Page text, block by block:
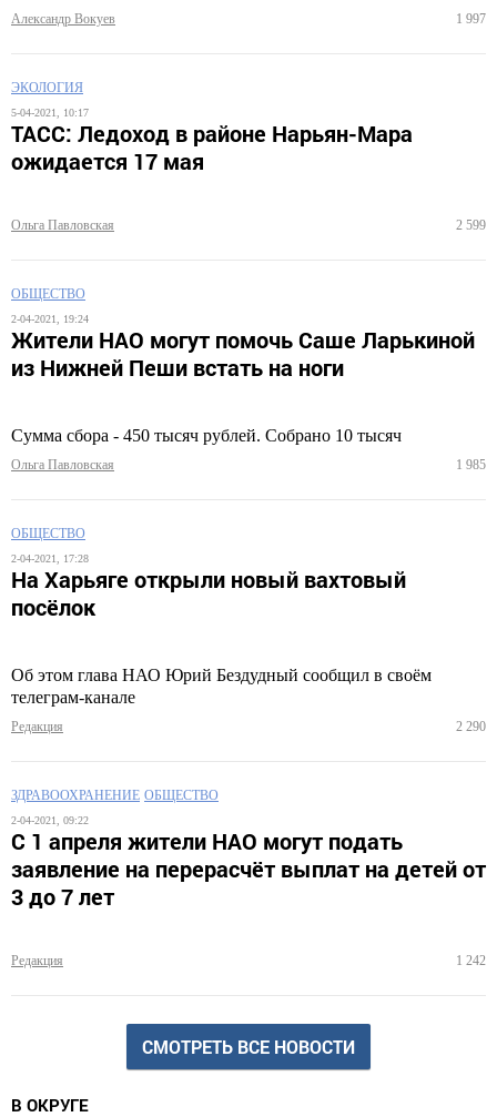
Александр Вокуев 1 997
ЭКОЛОГИЯ
5-04-2021, 10:17
ТАСС: Ледоход в районе Нарьян-Мара
ожидается 17 мая
Ольга Павловская 2 599
ОБЩЕСТВО
2-04-2021, 19:24
Жители НАО могут помочь Саше Ларькиной
из Нижней Пеши встать на ноги
Сумма сбора - 450 тысяч рублей. Собрано 10 тысяч
Ольга Павловская 1 985
ОБЩЕСТВО
2-04-2021, 17:28
На Харьяге открыли новый вахтовый
посёлок
Об этом глава НАО Юрий Бездудный сообщил в своём
телеграм-канале
Редакция 2 290
ЗДРАВООХРАНЕНИЕ ОБЩЕСТВО
2-04-2021, 09:22
С 1 апреля жители НАО могут подать
заявление на перерасчёт выплат на детей от
3 до 7 лет
Редакция 1 242
СМОТРЕТЬ ВСЕ НОВОСТИ
В ОКРУГЕ